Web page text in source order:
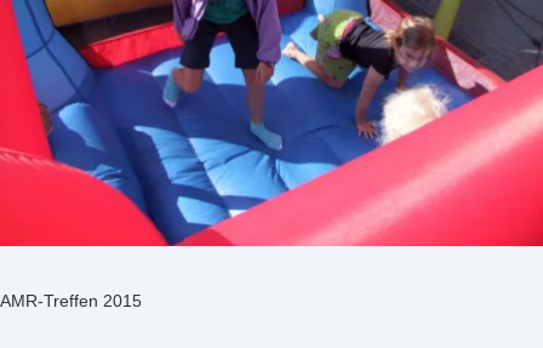
AMR-Treffen 2015